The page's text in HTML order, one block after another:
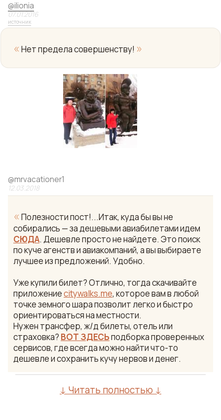
@ilionia
07.01.2016
источник
« Нет предела совершенству! »
@mrvacationer1
12.03.2018
« Полезности пост!...Итак, куда бы вы не
собирались — за дешевыми авиабилетами идем
СЮДА. Дешевле просто не найдете. Это поиск
по куче агенств и авиакомпаний, а вы выбираете
лучшее из предложений. Удобно.
Уже купили билет? Отлично, тогда скачивайте
приложениеcitywalks.me, которое вам в любой
точке земного шара позволит легко и быстро
ориентироваться на местности.
Нужен трансфер, ж/д билеты, отель или
страховка? ВОТ ЗДЕСЬподборка проверенных
сервисов, где всегда можно найти что-то
дешевле и сохранить кучу нервов и денег.
↓ Читать полностью ↓